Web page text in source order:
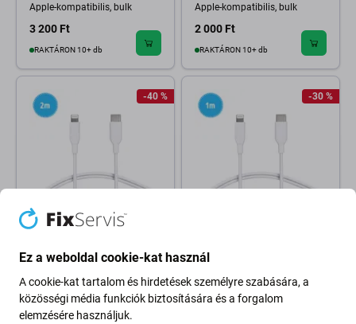
Apple-kompatibilis, bulk
3 200 Ft
RAKTÁRON 10+ db
Apple-kompatibilis, bulk
2 000 Ft
RAKTÁRON 10+ db
-40 %
Lightning / USB-C kábel, 2 m,
2 320 Ft 4 000 Ft
RAKTÁRON 6 db
-30 %
Lightning / USB kábel, 1 m,
2 080 Ft 2 800 Ft
Ez a weboldal cookie-kat használ
A cookie-kat tartalom és hirdetések személyre szabására, a
közösségi média funkciók biztosítására és a forgalom
elemzésére használjuk.